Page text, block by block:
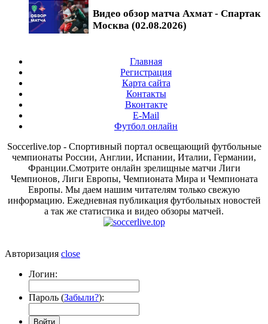
Видео обзор матча Ахмат - Спартак
Москва (02.08.2026)
Главная
Регистрация
Карта сайта
Контакты
Вконтакте
E-Mail
Футбол онлайн
Soccerlive.top - Спортивный портал освещающий футбольные
чемпионаты России, Англии, Испании, Италии, Германии,
Франции.Смотрите онлайн зрелищные матчи Лиги
Чемпионов, Лиги Европы, Чемпионата Мира и Чемпионата
Европы. Мы даем нашим читателям только свежую
информацию. Ежедневная публикация футбольных новостей
а так же статистика и видео обзоры матчей.
Авторизация close
Логин:
Пароль (Забыли?):
Войти